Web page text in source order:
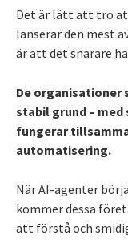
Det är lätt att tro
lanserar den mest
är att det snarare
De organisationer
stabil grund –
fungerar
automatisering.
När AI-agenter
kommer dessa
att förstå och